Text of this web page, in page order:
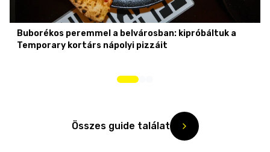
Buborékos peremmel a belvárosban: kipróbáltuk a
Temporary kortárs nápolyi pizzáit
Összes guide találat